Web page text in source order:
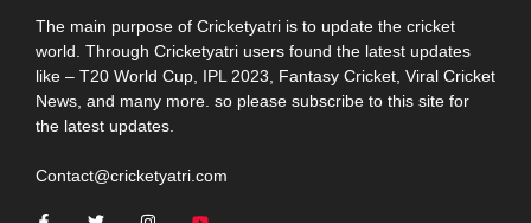
The main purpose of Cricketyatri is to update the cricket
world. Through Cricketyatri users found the latest updates
like – T20 World Cup, IPL 2023, Fantasy Cricket, Viral Cricket
News, and many more. so please subscribe to this site for
the latest updates.
Contact@cricketyatri.com